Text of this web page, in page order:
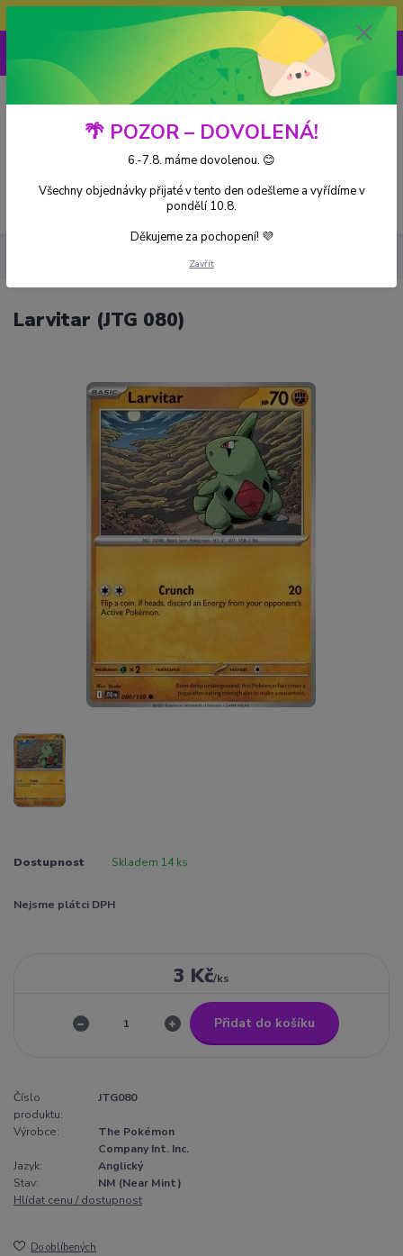
Doprava ZDARMA při nákupu nad 3000Kč
Menu
0 Kč
Larvitar (JTG 080)
Larvitar (JTG 080)
Dostupnost Skladem 14 ks
Nejsme plátci DPH
3 Kč/ks
Přidat do košíku
Číslo
produktu:
JTG080
Výrobce:
The Pokémon
Company Int. Inc.
Jazyk:
Anglický
Stav:
NM (Near Mint)
Hlídat cenu / dostupnost
Do oblíbených
🌴 POZOR – DOVOLENÁ!
6.-7.8. máme dovolenou. 😊
Všechny objednávky přijaté v tento den odešleme a vyřídíme v
pondělí 10.8.
Děkujeme za pochopení! 💜
Zavřít